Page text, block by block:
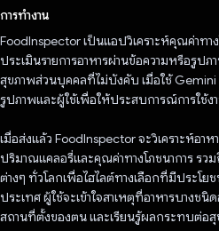
การทำงาน
FoodInspector เป็นแอปวิเคราะห์คุณค่าทา
ประเมินรายการอาหารผ่านข้อความหรือรูป
สุขภาพส่วนบุคคลที่ไม่บังคับ เมื่อใช้ Gemini
รูปภาพและผู้ใช้เพื่อให้ประสบการณ์การใช้
เมื่อส่งแล้ว FoodInspector จะวิเคราะห์อา
ปริมาณแคลอรี่และคุณค่าทางโภชนาการ ร
ต่างๆ ทั่วโลกเพื่อไฮไลต์ทางเลือกที่มีประโย
ประเทศ ผู้ใช้จะเข้าใจสาเหตุที่อาหารบางช
สถานที่ตั้งของตน และเรียนรู้ผลกระทบต่อสุ